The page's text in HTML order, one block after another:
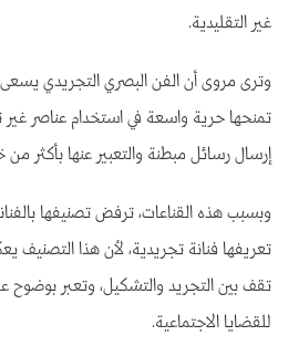
غير التقليدية.
وترى مروى أن الفن البصري التجريدي
تمنحها حرية واسعة في استخدام عناصر غير
إرسال رسائل مبطنة والتعبير عنها بأكثر من
وبسبب هذه القناعات، ترفض تصنيفها
تعريفها فنانة تجريدية، لأن هذا التصنيف
تقف بين التجريد والتشكيل، وتعبر بوضوح
للقضايا الاجتماعية.